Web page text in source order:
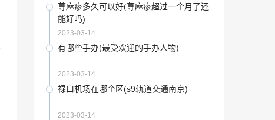
荨麻疹多久可以好(荨麻疹超过一个月了还
能好吗)
2023-03-14
有哪些手办(最受欢迎的手办人物)
2023-03-14
禄口机场在哪个区(s9轨道交通南京)
2023-03-14